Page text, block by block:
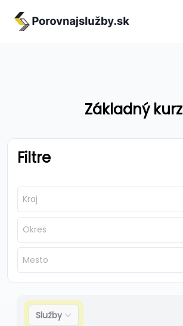
Základný kurz
Filtre
Kraj
Okres
Mesto
Služby